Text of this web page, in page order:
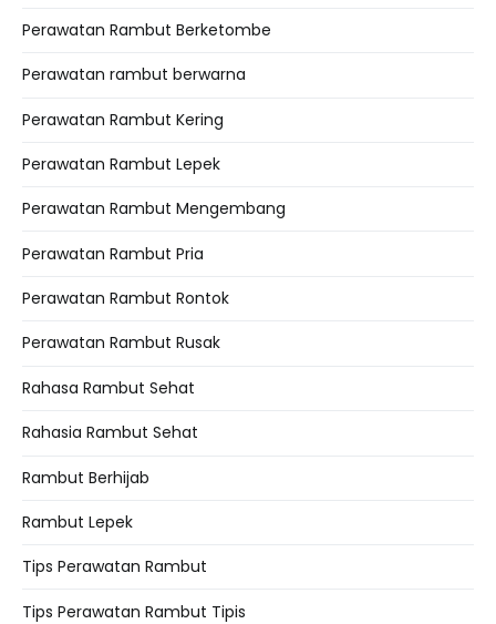
Perawatan Rambut Berketombe
Perawatan rambut berwarna
Perawatan Rambut Kering
Perawatan Rambut Lepek
Perawatan Rambut Mengembang
Perawatan Rambut Pria
Perawatan Rambut Rontok
Perawatan Rambut Rusak
Rahasa Rambut Sehat
Rahasia Rambut Sehat
Rambut Berhijab
Rambut Lepek
Tips Perawatan Rambut
Tips Perawatan Rambut Tipis